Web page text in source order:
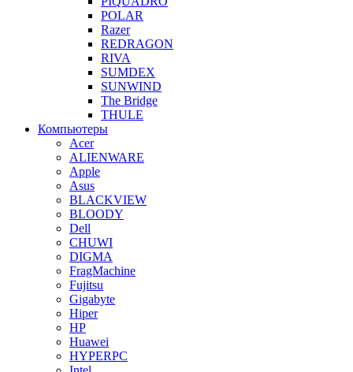
POLAR
Razer
REDRAGON
RIVA
SUMDEX
SUNWIND
The Bridge
THULE
Компьютеры
Acer
ALIENWARE
Apple
Asus
BLACKVIEW
BLOODY
Dell
CHUWI
DIGMA
FragMachine
Fujitsu
Gigabyte
Hiper
HP
Huawei
HYPERPC